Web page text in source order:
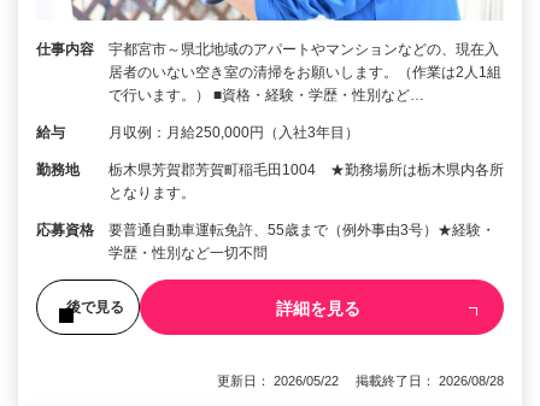
仕事内容
宇都宮市～県北地域のアパートやマンションなどの、現在入
居者のいない空き室の清掃をお願いします。（作業は2人1組
で行います。） ■資格・経験・学歴・性別など…
給与 月収例：月給250,000円（入社3年目）
勤務地
栃木県芳賀郡芳賀町稲毛田1004 ★勤務場所は栃木県内各所
となります。
応募資格
要普通自動車運転免許、55歳まで（例外事由3号）★経験・
学歴・性別など一切不問
後で見る 詳細を見る
更新日： 2026/05/22 掲載終了日： 2026/08/28